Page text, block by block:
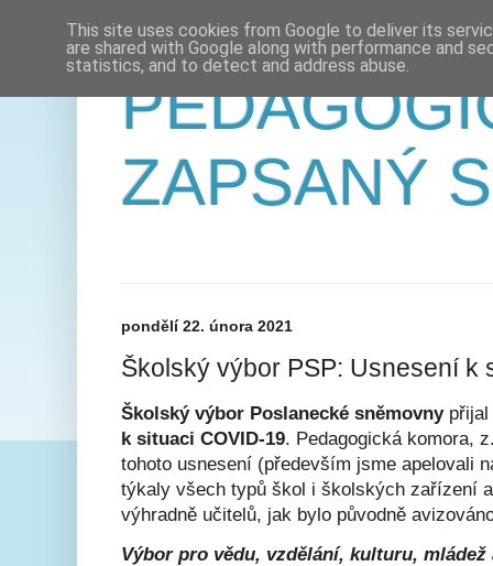
ZAPSANÝ
pondělí 22. února 2021
Školský výbor PSP: Usnesení k
Školský výbor Poslanecké sněmovnypřijal
k situaci COVID-19. Pedagogická komora,
tohoto usnesení (především jsme apelovali
týkaly všech typů škol i školských zařízení
výhradně učitelů, jak bylo původně
Výbor pro vědu, vzdělání, kulturu, mládež
This site uses cookies from Google to deliver its
are shared with Google along with performance and
statistics, and to detect and address abuse.